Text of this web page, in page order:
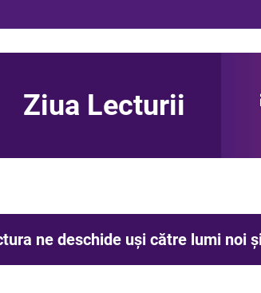
Ziua Lecturii
ne deschide uși către lumi noi